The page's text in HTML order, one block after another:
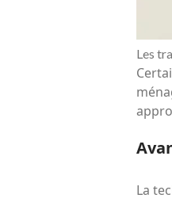
Les
La